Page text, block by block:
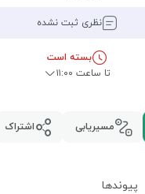
نظری ثبت نشده
بسته است
تا ساعت ۱۱:۰۰
مسیریابی اشتراک
پیوند‌ها